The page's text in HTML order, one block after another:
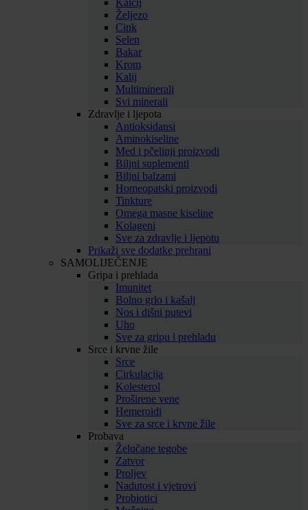
Kalcij
Željezo
Cink
Selen
Bakar
Krom
Kalij
Multiminerali
Svi minerali
Zdravlje i ljepota
Antioksidansi
Aminokiseline
Med i pčelinji proizvodi
Biljni suplementi
Biljni balzami
Homeopatski proizvodi
Tinkture
Omega masne kiseline
Kolageni
Sve za zdravlje i ljepotu
Prikaži sve dodatke prehrani
SAMOLIJEČENJE
Gripa i prehlada
Imunitet
Bolno grlo i kašalj
Nos i dišni putevi
Uho
Sve za gripu i prehladu
Srce i krvne žile
Srce
Cirkulacija
Kolesterol
Proširene vene
Hemeroidi
Sve za srce i krvne žile
Probava
Želučane tegobe
Zatvor
Proljev
Nadutost i vjetrovi
Probiotici